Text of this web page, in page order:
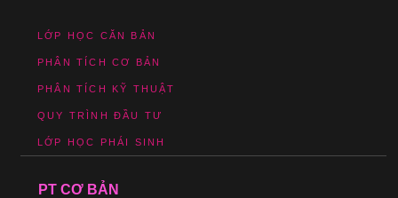
LỚP HỌC CĂN BẢN
PHÂN TÍCH CƠ BẢN
PHÂN TÍCH KỸ THUẬT
QUY TRÌNH ĐẦU TƯ
LỚP HỌC PHÁI SINH
PT CƠ BẢN